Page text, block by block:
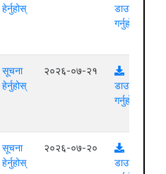
हेर्नुहोस्
डाउनलोड
गर्नुहोस्
सूचना
हेर्नुहोस्
२०२६-०७-२१
डाउनलोड
गर्नुहोस्
सूचना
हेर्नुहोस्
२०२६-०७-२०
डाउनलोड